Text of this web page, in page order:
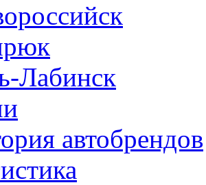
Лабинск
автобрендов